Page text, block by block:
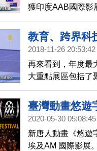
獲印度AAB國際影
國際獎項，並入圍
坤》將艱深的《弟
從娛樂中學習「道
教育、跨界科
2018-11-26 20:53:42
再來看到，年度最
大重點展區包括了
電競展區，跟著鏡
臺灣動畫悠遊
2020-05-30 05:08:45
新唐人動畫《悠遊
埃及AM 國際影展